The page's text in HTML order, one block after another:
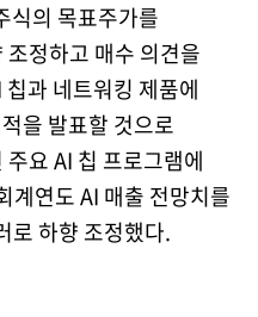
식의 목표주가를
정하고 매수 의견을
과 네트워킹 제품에
을 발표할 것으로
요 AI 칩 프로그램에
계연도 AI 매출 전망치를
로 하향 조정했다.